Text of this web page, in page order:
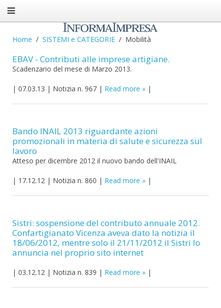
Home SISTEMI e CATEGORIE Mobilità
EBAV - Contributi alle imprese artigiane.
Scadenzario del mese di Marzo 2013.
| 07.03.13 | Notizia n. 967 | Read more |
Bando INAIL 2013 riguardante azioni
promozionali in materia di salute e sicurezza sul
lavoro
Atteso per dicembre 2012 il nuovo bando dell'INAIL
| 17.12.12 | Notizia n. 860 | Read more |
Sistri: sospensione del contributo annuale 2012.
Confartigianato Vicenza aveva dato la notizia il
18/06/2012, mentre solo il 21/11/2012 il Sistri lo
annuncia nel proprio sito internet
| 03.12.12 | Notizia n. 839 | Read more |